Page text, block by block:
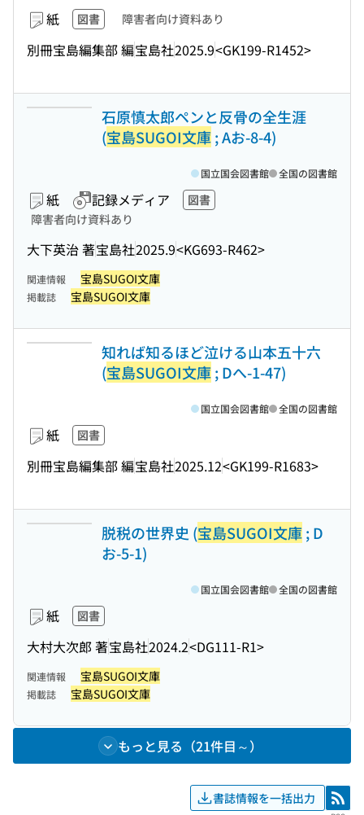
紙 図書 障害者向け資料あり
別冊宝島編集部 編宝島社2025.9<GK199-R1452>
石原慎太郎ペンと反骨の全生涯
(宝島SUGOI文庫; Aお-8-4)
紙 記録メディア
図書
障害者向け資料あり
大下英治 著宝島社2025.9<KG693-R462>
国立国会図書館 全国の図書館
関連情報 宝島SUGOI文庫
掲載誌 宝島SUGOI文庫
知れば知るほど泣ける山本五十六
(宝島SUGOI文庫; Dへ-1-47)
紙 図書
別冊宝島編集部 編宝島社2025.12<GK199-R1683>
国立国会図書館 全国の図書館
脱税の世界史 (宝島SUGOI文庫; D
お-5-1)
紙 図書
大村大次郎 著宝島社2024.2<DG111-R1>
国立国会図書館 全国の図書館
関連情報 宝島SUGOI文庫
掲載誌 宝島SUGOI文庫
もっと見る（21件目～）
書誌情報を一括出力 RSS